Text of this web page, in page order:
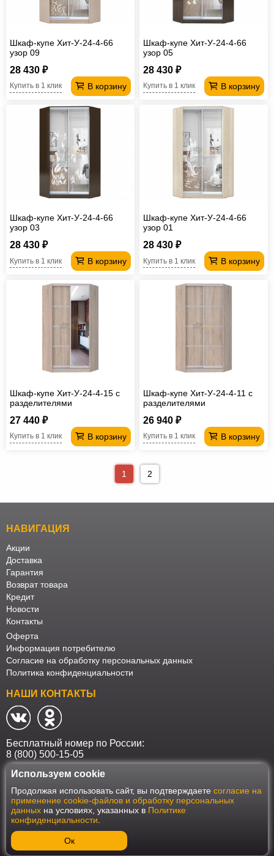
Шкаф-купе Хит-У-24-4-66
узор 09
28 430 ₽
В корзину
Купить в 1 клик
Шкаф-купе Хит-У-24-4-66
узор 05
28 430 ₽
В корзину
Купить в 1 клик
Шкаф-купе Хит-У-24-4-66
узор 03
28 430 ₽
В корзину
Купить в 1 клик
Шкаф-купе Хит-У-24-4-66
узор 01
28 430 ₽
В корзину
Купить в 1 клик
Шкаф-купе Хит-У-24-4-15 с
разделителями
27 440 ₽
В корзину
Купить в 1 клик
Шкаф-купе Хит-У-24-4-11 с
разделителями
26 940 ₽
В корзину
Купить в 1 клик
1 2
НАВИГАЦИЯ
Акции
Доставка
Гарантия
Возврат товара
Кредит
Новости
Контакты
Оферта
Информация потребителю
Согласие на обработку персональных данных
Политика конфиденциальности
НАШИ КОНТАКТЫ
Бесплатный номер по России:
8 (800) 500-15-05
Наш интернет-магазин работает в соответствии с требованиями
Федерального закона от 27 июля 2006 года №152-ФЗ "О персональных
данных". Оформить заказ на сайте Мебеласка возможно только при
наличии согласия на обработку Ваших персональных данных. Для
улучшения работы сайта и его взаимодействия с пользователями мы
используем файлы cookie. Продолжая пользоваться сайтом, вы
соглашаетесь с использованием cookie.
Используем cookie
Продолжая использовать сайт, вы подтверждаете согласие на
применение cookie-файлов и обработку персональных
данных на условиях, указанных в Политике
конфиденциальности
Ок